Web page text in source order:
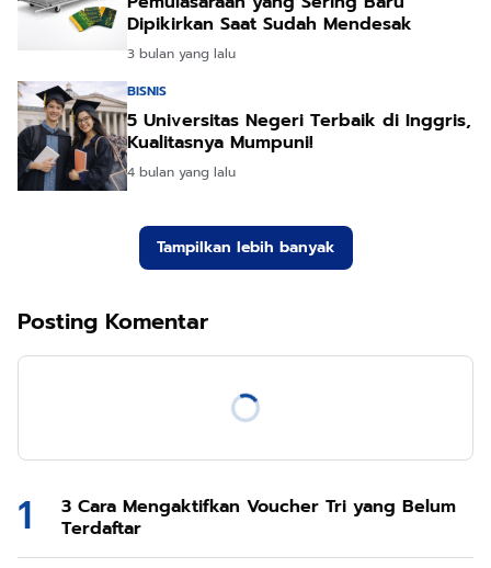
Dipikirkan Saat Sudah Mendesak
3 bulan yang lalu
BISNIS
5 Universitas Negeri Terbaik di Inggris,
Kualitasnya Mumpuni!
4 bulan yang lalu
Tampilkan lebih banyak
Posting Komentar
3 Cara Mengaktifkan Voucher Tri yang Belum
Terdaftar